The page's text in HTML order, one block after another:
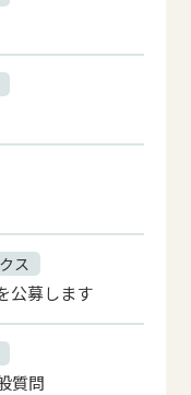
ス
公募します
質問